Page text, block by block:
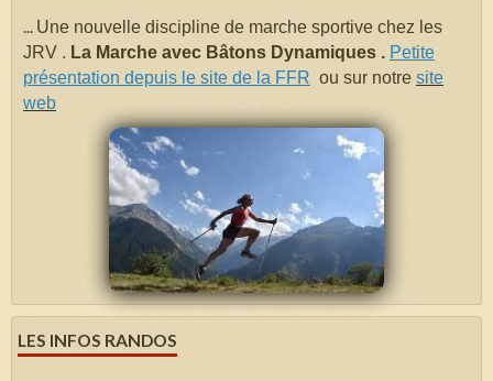
... Une nouvelle discipline de marche sportive chez les
JRV . La Marche avec Bâtons Dynamiques . Petite
présentation depuis le site de la FFR ou sur notre site
web
LES INFOS RANDOS